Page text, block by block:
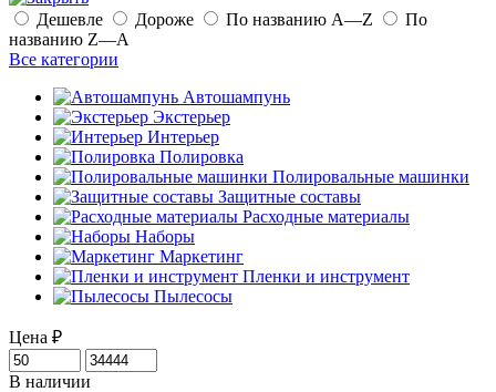
Дешевле Дороже По названию A—Z
По
названию Z—A
Все категории
Автошампунь
Экстерьер
Интерьер
Полировка
Полировальные машинки
Защитные составы
Расходные материалы
Наборы
Маркетинг
Пленки и инструмент
Пылесосы
Цена ₽
В наличии